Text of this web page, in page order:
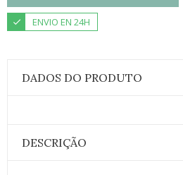
ENVIO EN 24H
DADOS DO PRODUTO
DESCRIÇÃO